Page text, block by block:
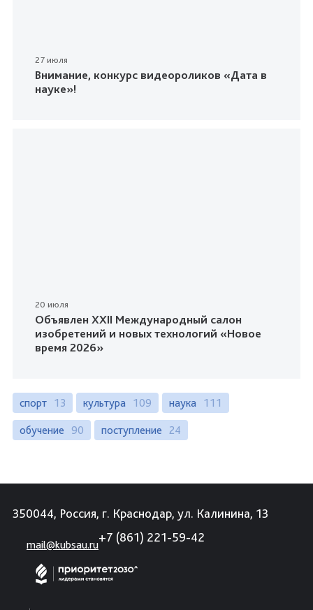
27 июля
Внимание, конкурс видеороликов «Дата в
науке»!
20 июля
Объявлен XXII Международный салон
изобретений и новых технологий «Новое
время 2026»
спорт 13 культура 109 наука 111
обучение 90 поступление 24
350044, Россия, г. Краснодар, ул. Калинина, 13
mail@kubsau.ru
+7 (861) 221-59-42